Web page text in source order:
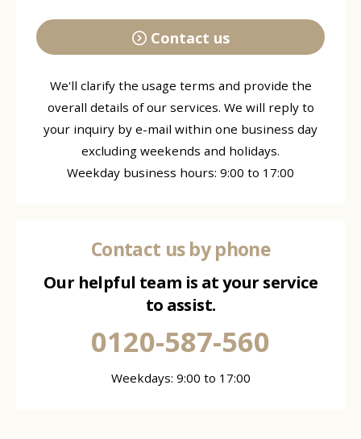
Contact us
We'll clarify the usage terms and provide the
overall details of our services. We will reply to
your inquiry by e-mail within one business day
excluding weekends and holidays.
Weekday business hours: 9:00 to 17:00
Contact us by phone
Our helpful team is at your service
to assist.
0120-587-560
Weekdays: 9:00 to 17:00